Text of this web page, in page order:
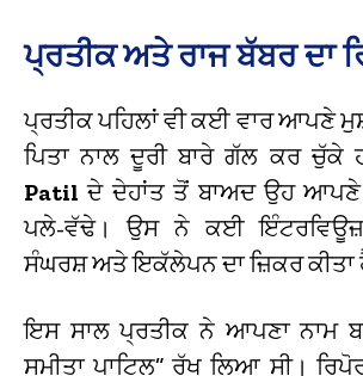
ਪ੍ਰਤੀਕ ਅਤੇ ਰਾਜ ਬੱਬਰ ਦਾ
ਪ੍ਰਤੀਕ ਪਹਿਲਾਂ ਵੀ ਕਈ ਵਾਰ ਆਪਣੇ
ਪਿਤਾ ਨਾਲ ਦੂਰੀ ਬਾਰੇ ਗੱਲ ਕਰ ਚੁੱਕੇ
Patil ਦੇ ਦੇਹਾਂਤ ਤੋਂ ਬਾਅਦ ਉਹ ਆਪਣੇ
ਪਲੇ-ਵੱਢੇ। ਉਸ ਨੇ ਕਈ ਇੰਟਰਵਿਊਜ਼
ਸੰਘਰਸ਼ ਅਤੇ ਇਕੱਲੇਪਨ ਦਾ ਜ਼ਿਕਰ ਕੀਤਾ
ਇਸ ਸਾਲ ਪ੍ਰਤੀਕ ਨੇ ਆਪਣਾ ਨਾਮ
ਸਮੀਤਾ ਪਾਟਿਲ” ਰੱਖ ਲਿਆ ਸੀ।